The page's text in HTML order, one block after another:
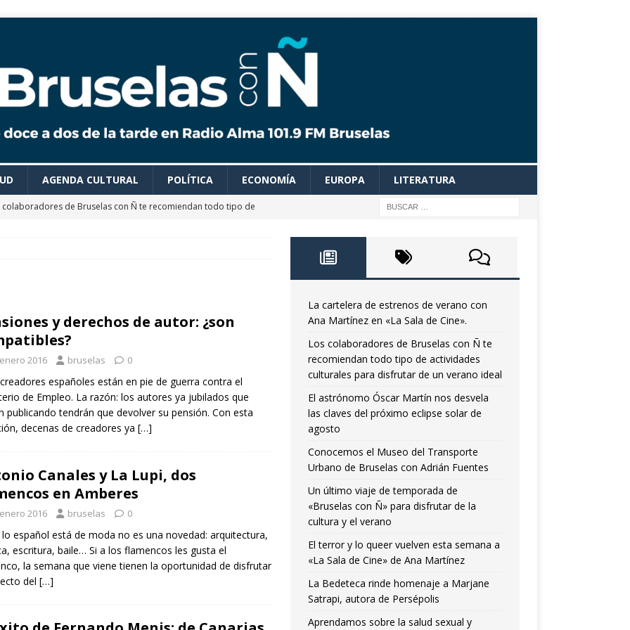
AGENDA CULTURAL POLÍTICA ECONOMÍA EUROPA LITERATURA
colaboradores de Bruselas con Ñ te recomiendan todo tipo de
último viaje de temporada de «Bruselas con Ñ» para disfrutar de
ocupada por 10 jóvenes trabajadores y estudiantes
y derechos de autor: ¿son
2016 bruselas 0
españoles están en pie de guerra contra el
de Empleo. La razón: los autores ya jubilados que
publicando tendrán que devolver su pensión. Con esta
decenas de creadores ya […]
Canales y La Lupi, dos
en Amberes
2016 bruselas 0
lo español está de moda no es una novedad: arquitectura,
escritura, baile… Si a los flamencos les gusta el
la semana que viene tienen la oportunidad de disfrutar
del […]
La cartelera de estrenos de verano con
Ana Martínez en «La Sala de Cine».
Los colaboradores de Bruselas con Ñ te
recomiendan todo tipo de actividades
culturales para disfrutar de un verano ideal
El astrónomo Óscar Martín nos desvela
las claves del próximo eclipse solar de
agosto
Conocemos el Museo del Transporte
Urbano de Bruselas con Adrián Fuentes
Un último viaje de temporada de
«Bruselas con Ñ» para disfrutar de la
cultura y el verano
El terror y lo queer vuelven esta semana a
«La Sala de Cine» de Ana Martínez
La Bedeteca rinde homenaje a Marjane
Satrapi, autora de Persépolis
Aprendamos sobre la salud sexual y